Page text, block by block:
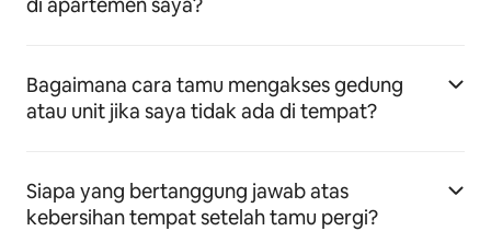
Bagaimana cara tamu mengakses gedung
atau unit jika saya tidak ada di tempat?
Siapa yang bertanggung jawab atas
kebersihan tempat setelah tamu pergi?